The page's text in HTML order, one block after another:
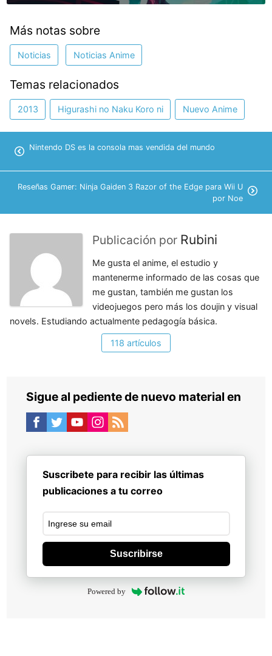
Más notas sobre
Noticias Noticias Anime
Temas relacionados
2013 Higurashi no Naku Koro ni Nuevo Anime
Nintendo DS es la consola mas vendida del mundo
Reseñas Gamer: Ninja Gaiden 3 Razor of the Edge para Wii U
por Noe
Publicación por Rubini
Me gusta el anime, el estudio y
mantenerme informado de las cosas que
me gustan, también me gustan los
videojuegos pero más los doujin y visual
novels. Estudiando actualmente pedagogía básica.
118 artículos
Sigue al pediente de nuevo material en
Suscribete para recibir las últimas
publicaciones a tu correo
Suscribirse
Powered by